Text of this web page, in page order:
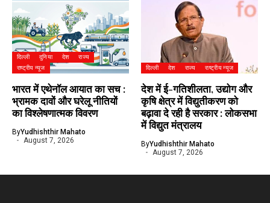
दिल्ली दुनिया देश
राज्य
राष्ट्रीय न्यूज
भारत में एथेनॉल आयात का सच :
भ्रामक दावों और घरेलू नीतियों
का विश्लेषणात्मक विवरण
ByYudhishthir Mahato
August 7, 2026
दिल्ली देश राज्य राष्ट्रीय न्यूज
देश में ई-गतिशीलता, उद्योग और
कृषि क्षेत्र में विद्युतीकरण को
बढ़ावा दे रही है सरकार : लोकसभा
में विद्युत मंत्रालय
ByYudhishthir Mahato
August 7, 2026